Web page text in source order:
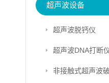
超声波设备
超声波脱钙仪
超声波DNA打断
非接触式超声波